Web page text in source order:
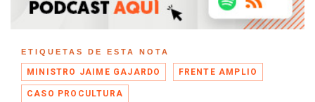
ETIQUETAS DE ESTA NOTA
MINISTRO JAIME GAJARDO FRENTE AMPLIO
CASO PROCULTURA